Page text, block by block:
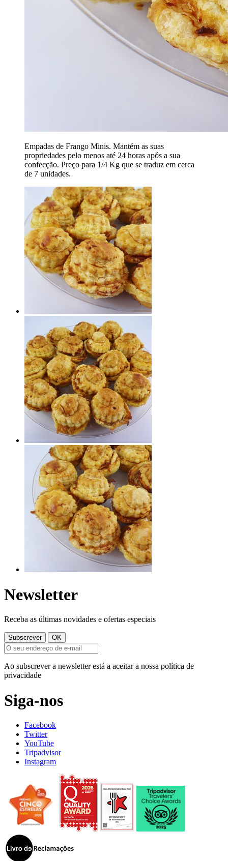
Empadas de Frango Minis. Mantém as suas
propriedades pelo menos até 24 horas após a sua
confecção. Preço para 1/4 Kg que se traduz em cerca
de 7 unidades.
Newsletter
Receba as últimas novidades e ofertas especiais
Ao subscrever a newsletter está a aceitar a nossa política de
privacidade
Siga-nos
Facebook
Twitter
YouTube
Tripadvisor
Instagram